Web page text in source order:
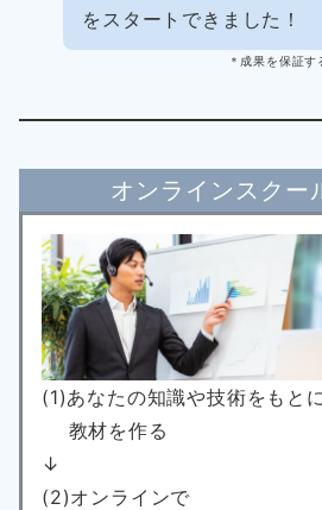
をスタートできました！
＊成果を保証するもので
オンラインスクー
(1)あなたの知識や技術をもとに
教材を作る
↓
(2)オンラインで